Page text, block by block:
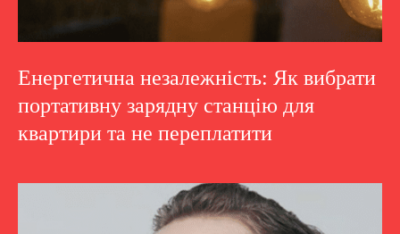
Енергетична незалежність: Як вибрати
портативну зарядну станцію для
квартири та не переплатити